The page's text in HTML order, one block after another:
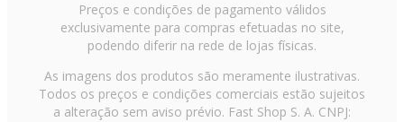
Preços e condições de pagamento válidos
exclusivamente para compras efetuadas no site,
podendo diferir na rede de lojas físicas.
As imagens dos produtos são meramente ilustrativas.
Todos os preços e condições comerciais estão sujeitos
a alteração sem aviso prévio. Fast Shop S. A. CNPJ: